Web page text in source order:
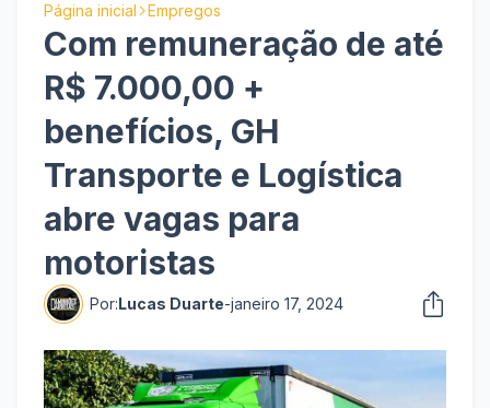
Página inicial Empregos
Com remuneração de até
R$ 7.000,00 +
benefícios, GH
Transporte e Logística
abre vagas para
motoristas
Por:Lucas Duarte-janeiro 17, 2024